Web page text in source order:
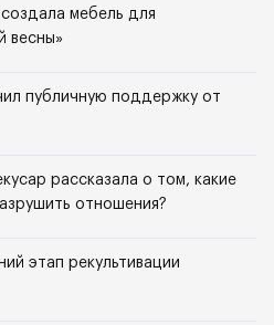
мебель для
весны»
публичную поддержку от
рассказала о том, какие
отношения?
этап рекультивации